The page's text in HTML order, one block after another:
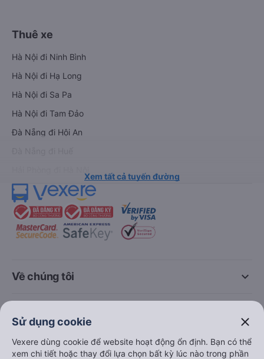
Thuê xe
Hà Nội đi Ninh Bình
Hà Nội đi Hạ Long
Hà Nội đi Sa Pa
Hà Nội đi Tam Đảo
Đà Nẵng đi Hội An
Xem tất cả tuyến đường
keyboard_arrow_down
Về chúng tôi
keyboard_arrow_down
Trở thành đối tác
Sử dụng cookie close
Vexere dùng cookie để website hoạt động ổn định. Bạn có thể
xem chi tiết hoặc thay đổi lựa chọn bất kỳ lúc nào trong phần